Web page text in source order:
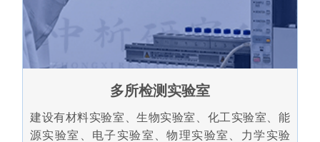
多所检测实验室
建设有材料实验室、生物实验室、化工实验室、能
源实验室、电子实验室、物理实验室、力学实验